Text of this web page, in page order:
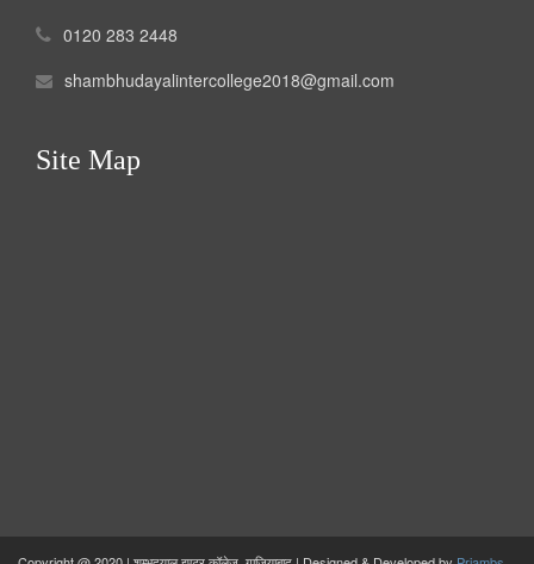
0120 283 2448
shambhudayalintercollege2018@gmail.com
Site Map